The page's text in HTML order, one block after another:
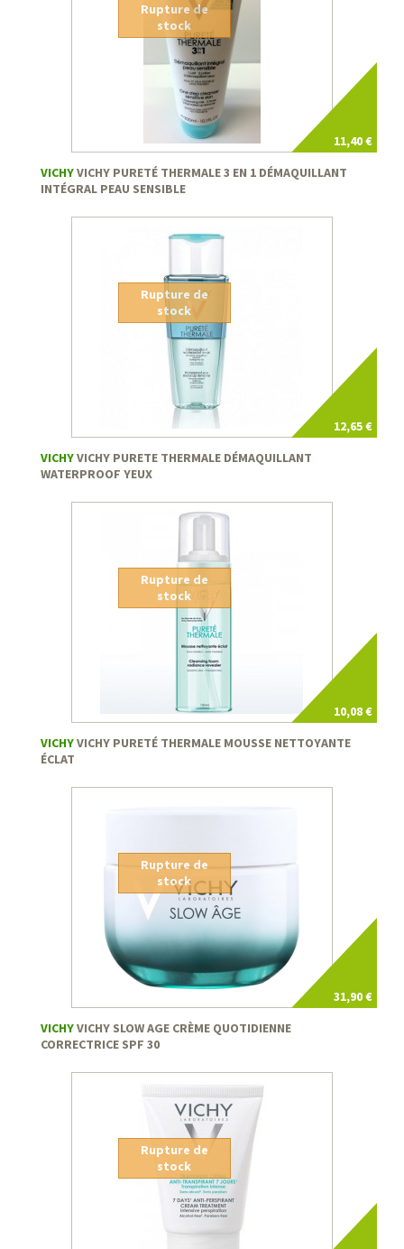
11,40 €
Rupture de
stock
VICHYVICHY PURETÉ THERMALE 3 EN 1 DÉMAQUILLANT
INTÉGRAL PEAU SENSIBLE
12,65 €
Rupture de
stock
VICHYVICHY PURETE THERMALE DÉMAQUILLANT
WATERPROOF YEUX
10,08 €
Rupture de
stock
VICHYVICHY PURETÉ THERMALE MOUSSE NETTOYANTE
ÉCLAT
31,90 €
Rupture de
stock
VICHYVICHY SLOW AGE CRÈME QUOTIDIENNE
CORRECTRICE SPF 30
Rupture de
stock